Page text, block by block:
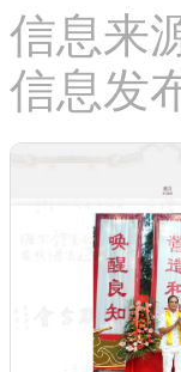
信息来
信息发